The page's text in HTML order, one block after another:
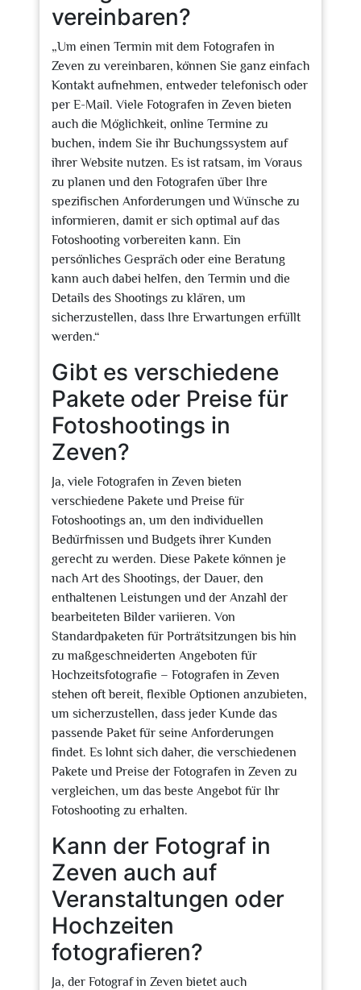
vereinbaren?
„Um einen Termin mit dem Fotografen in
Zeven zu vereinbaren, können Sie ganz einfach
Kontakt aufnehmen, entweder telefonisch oder
per E-Mail. Viele Fotografen in Zeven bieten
auch die Möglichkeit, online Termine zu
buchen, indem Sie ihr Buchungssystem auf
ihrer Website nutzen. Es ist ratsam, im Voraus
zu planen und den Fotografen über Ihre
spezifischen Anforderungen und Wünsche zu
informieren, damit er sich optimal auf das
Fotoshooting vorbereiten kann. Ein
persönliches Gespräch oder eine Beratung
kann auch dabei helfen, den Termin und die
Details des Shootings zu klären, um
sicherzustellen, dass Ihre Erwartungen erfüllt
werden.“
Gibt es verschiedene
Pakete oder Preise für
Fotoshootings in
Zeven?
Ja, viele Fotografen in Zeven bieten
verschiedene Pakete und Preise für
Fotoshootings an, um den individuellen
Bedürfnissen und Budgets ihrer Kunden
gerecht zu werden. Diese Pakete können je
nach Art des Shootings, der Dauer, den
enthaltenen Leistungen und der Anzahl der
bearbeiteten Bilder variieren. Von
Standardpaketen für Porträtsitzungen bis hin
zu maßgeschneiderten Angeboten für
Hochzeitsfotografie – Fotografen in Zeven
stehen oft bereit, flexible Optionen anzubieten,
um sicherzustellen, dass jeder Kunde das
passende Paket für seine Anforderungen
findet. Es lohnt sich daher, die verschiedenen
Pakete und Preise der Fotografen in Zeven zu
vergleichen, um das beste Angebot für Ihr
Fotoshooting zu erhalten.
Kann der Fotograf in
Zeven auch auf
Veranstaltungen oder
Hochzeiten
fotografieren?
Ja, der Fotograf in Zeven bietet auch